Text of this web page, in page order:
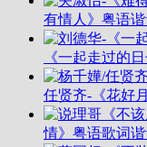
有情人》粤语
《一起走过的
任贤齐-《花好
情》粤语歌词